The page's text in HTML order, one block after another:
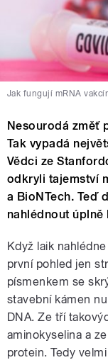
Jak fungují mRNA
Nesourodá změť
Tak vypadá
Vědci ze
odkryli tajemství
a BioNTech. Teď
nahlédnout úplně
Když laik
první pohled jen
písmenkem se
stavební kámen
DNA. Ze tří
aminokyselina a
protein. Tedy